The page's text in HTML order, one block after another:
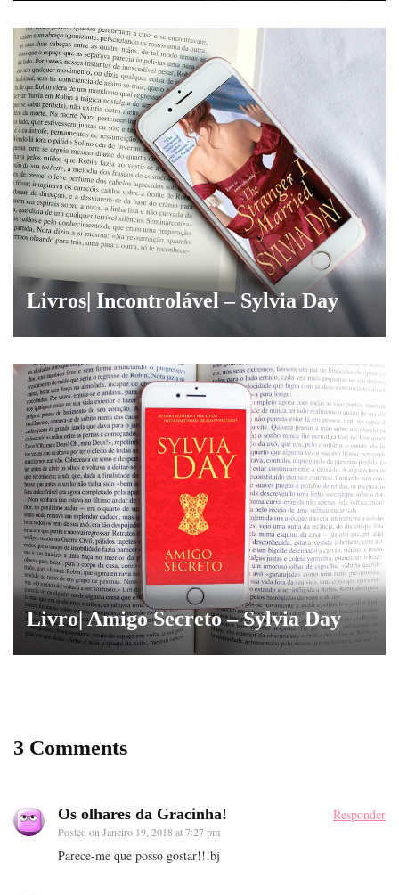
Livros| Incontrolável – Sylvia Day
Livro| Amigo Secreto – Sylvia Day
3 Comments
Os olhares da Gracinha!
Posted onJaneiro 19, 2018 at 7:27 pm
Responder
Parece-me que posso gostar!!!bj